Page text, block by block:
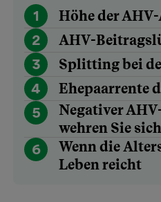
1
Höhe der
2
AHV-
3
Splitting bei
4
Ehepaarrente
5
Negativer
wehren Sie sich
6
Wenn die
Leben reicht